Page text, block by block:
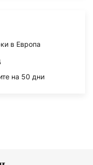
в Европа
на 50 дни